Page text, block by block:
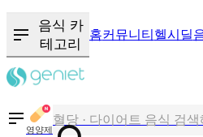
음식 카
테고리
홈커뮤니티 헬시딜
영양제
칼로리와 영양성분을 검
혈당 · 다이어트 음식 검